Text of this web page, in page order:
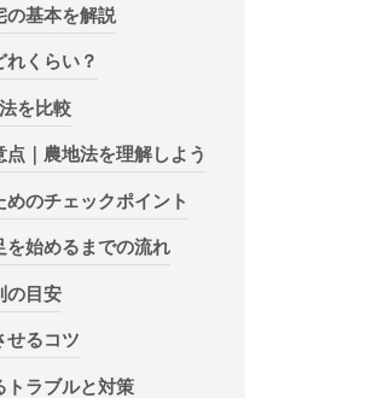
の基本を解説
れくらい？
を比較
｜農地法を理解しよう
のチェックポイント
を始めるまでの流れ
の目安
せるコツ
トラブルと対策